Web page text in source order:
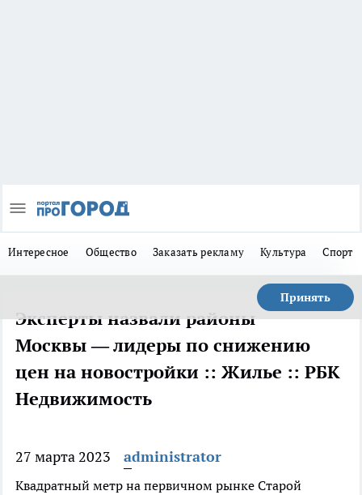
Интересное Общество Заказать рекламу Культура Спорт
Принять
Эксперты назвали районы
Москвы — лидеры по снижению
цен на новостройки :: Жилье :: РБК
Недвижимость
27 марта 2023 administrator
Квадратный метр на первичном рынке Старой